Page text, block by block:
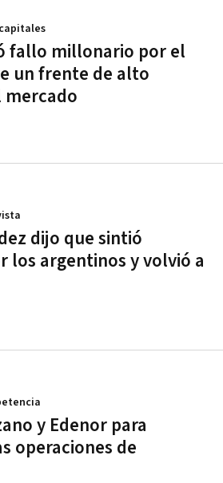
fallo millonario por el
un frente de alto
mercado
dijo que sintió
los argentinos y volvió a
y Edenor para
operaciones de